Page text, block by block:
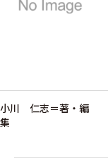
小川 仁志＝著・編
集